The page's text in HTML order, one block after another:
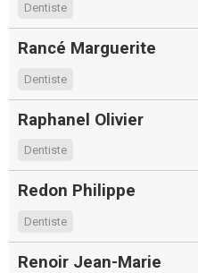
Dentiste
Rancé Marguerite
Dentiste
Raphanel Olivier
Dentiste
Redon Philippe
Dentiste
Renoir Jean-Marie